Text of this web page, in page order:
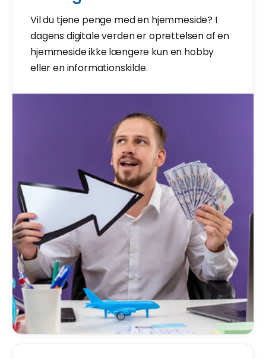
Vil du tjene penge med en hjemmeside? I
dagens digitale verden er oprettelsen af en
hjemmeside ikke længere kun en hobby
eller en informationskilde.